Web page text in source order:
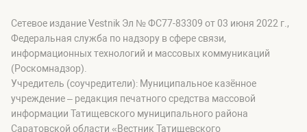
Сетевое издание Vestnik Эл № ФС77-83309 от 03 июня 2022 г.,
Федеральная служба по надзору в сфере связи,
информационных технологий и массовых коммуникаций
(Роскомнадзор).
Учредитель (соучредители): Муниципальное казённое
учреждение – редакция печатного средства массовой
информации Татищевского муниципального района
Саратовской области «Вестник Татищевского